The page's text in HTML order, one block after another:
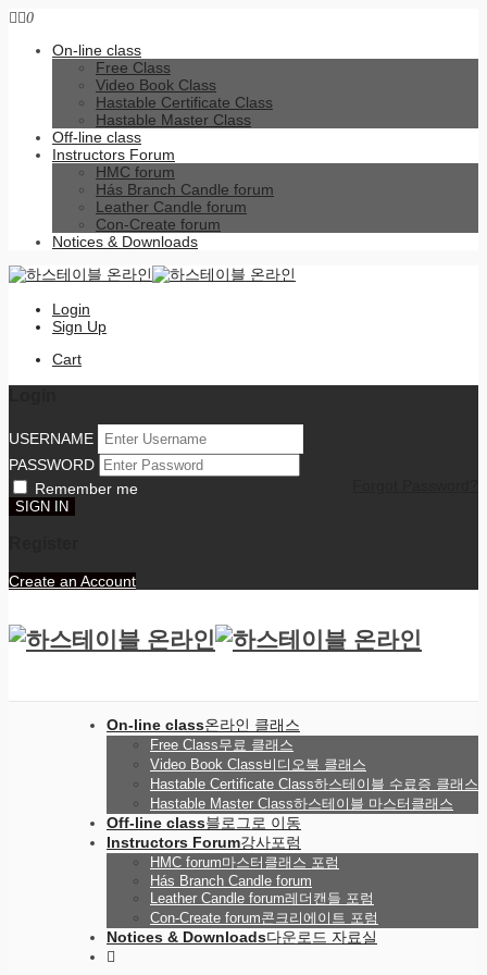
0
On-line class
Free Class
Video Book Class
Hastable Certificate Class
Hastable Master Class
Off-line class
Instructors Forum
HMC forum
Hás Branch Candle forum
Leather Candle forum
Con-Create forum
Notices & Downloads
Login
Sign Up
Cart
USERNAME
PASSWORD
Remember me
Create an Account
On-line class온라인 클래스
Free Class무료 클래스
Video Book Class비디오북 클래스
Hastable Certificate Class하스테이블 수료증 클래스
Hastable Master Class하스테이블 마스터클래스
Off-line class블로그로 이동
Instructors Forum강사포럼
HMC forum마스터클래스 포럼
Hás Branch Candle forum
Leather Candle forum레더캔들 포럼
Con-Create forum콘크리에이트 포럼
Notices & Downloads다운로드 자료실